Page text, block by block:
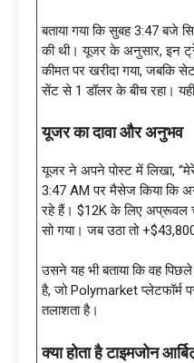
बताया गया कि सुबह 3:47 बजे
की थी। यूजर के अनुसार, इन
कीमत पर खरीदा गया, जबकि
सेंट से 1 डॉलर के बीच रहा।
यूजर का दावा और अनुभव
यूजर ने अपने पोस्ट में लिखा,
3:47 AM पर मैसेज किया कि
रहे हैं। $12K के लिए अप्रूवल
सो गया। जब उठा तो
उसने यह भी बताया कि वह
है, जो Polymarket प्लेटफॉर्म
तलाशता है।
क्या होता है टाइमजोन